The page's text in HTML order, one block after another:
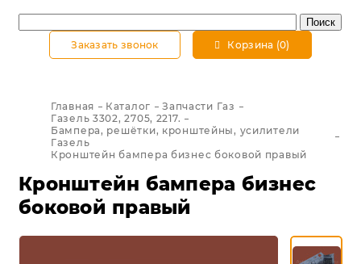
Заказать звонок Корзина (0)
Главная Каталог
Запчасти Газ
Газель 3302, 2705, 2217.
Бампера, решётки, кронштейны, усилители
Газель
Кронштейн бампера бизнес боковой правый
Кронштейн бампера бизнес
боковой правый